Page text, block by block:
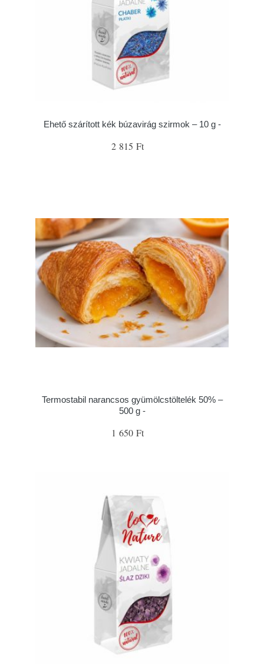
Ehető szárított kék búzavirág szirmok – 10 g -
2 815 Ft
Termostabil narancsos gyümölcstöltelék 50% –
500 g -
1 650 Ft